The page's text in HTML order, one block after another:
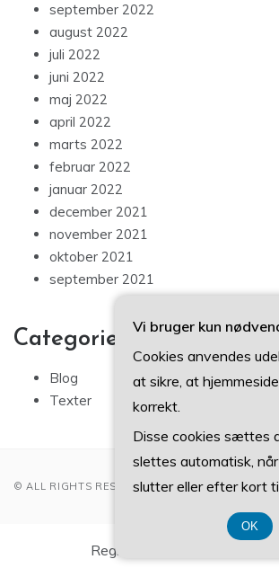
september 2022
august 2022
juli 2022
juni 2022
maj 2022
april 2022
marts 2022
februar 2022
januar 2022
december 2021
november 2021
oktober 2021
september 2021
Categories
Blog
Texter
© ALL RIGHTS RESERVED 2022
Registreringsnummer 37 40
Vi bruger kun
Cookies anvendes
at sikre, at
korrekt.
Disse cookies sættes
slettes automatisk,
slutter eller efter kort
OK